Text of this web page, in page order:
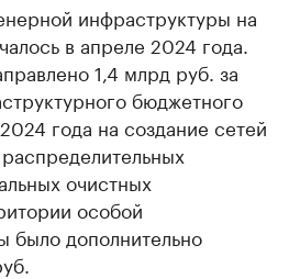
инфраструктуры на
в апреле 2024 года.
1,4 млрд руб. за
бюджетного
года на создание сетей
очистных
особой
было дополнительно